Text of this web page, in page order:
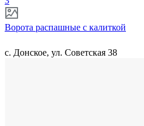
Ворота распашные с калиткой
с. Донское, ул. Советская 38